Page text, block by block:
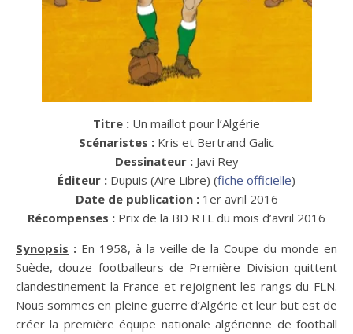
Titre : Un maillot pour l’Algérie
Scénaristes : Kris et Bertrand Galic
Dessinateur : Javi Rey
Éditeur : Dupuis (Aire Libre) (fiche officielle)
Date de publication : 1er avril 2016
Récompenses : Prix de la BD RTL du mois d’avril 2016
Synopsis : En 1958, à la veille de la Coupe du monde en
Suède, douze footballeurs de Première Division quittent
clandestinement la France et rejoignent les rangs du FLN.
Nous sommes en pleine guerre d’Algérie et leur but est de
créer la première équipe nationale algérienne de football